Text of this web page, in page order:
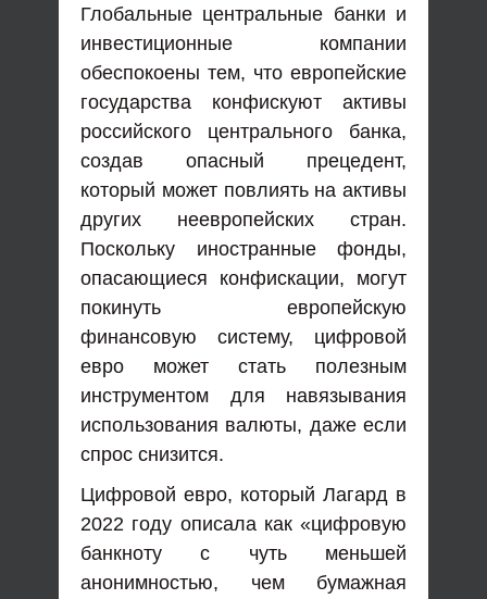
Глобальные центральные банки и
инвестиционные компании
обеспокоены тем, что европейские
государства конфискуют активы
российского центрального банка,
создав опасный прецедент,
который может повлиять на активы
других неевропейских стран.
Поскольку иностранные фонды,
опасающиеся конфискации, могут
покинуть европейскую
финансовую систему, цифровой
евро может стать полезным
инструментом для навязывания
использования валюты, даже если
спрос снизится.
Цифровой евро, который Лагард в
2022 году описала как «цифровую
банкноту с чуть меньшей
анонимностью, чем бумажная